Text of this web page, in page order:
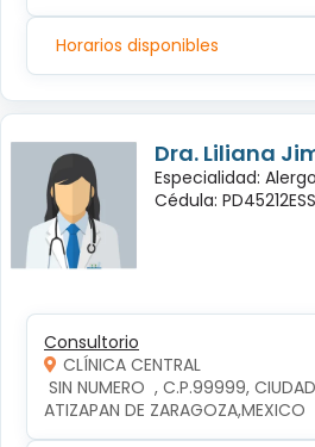
Horarios disponibles
Dra. Liliana
Especialidad:
Cédula:
Consultorio
CLÍNICA CENTRAL
ATIZAPAN DE ZARAGOZA,MEXICO